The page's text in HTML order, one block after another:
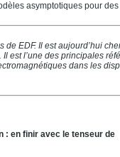
asymptotiques pour
EDF. Il est aujourd’hui
est l’une des principales
dans les
: en finir avec le tenseur de